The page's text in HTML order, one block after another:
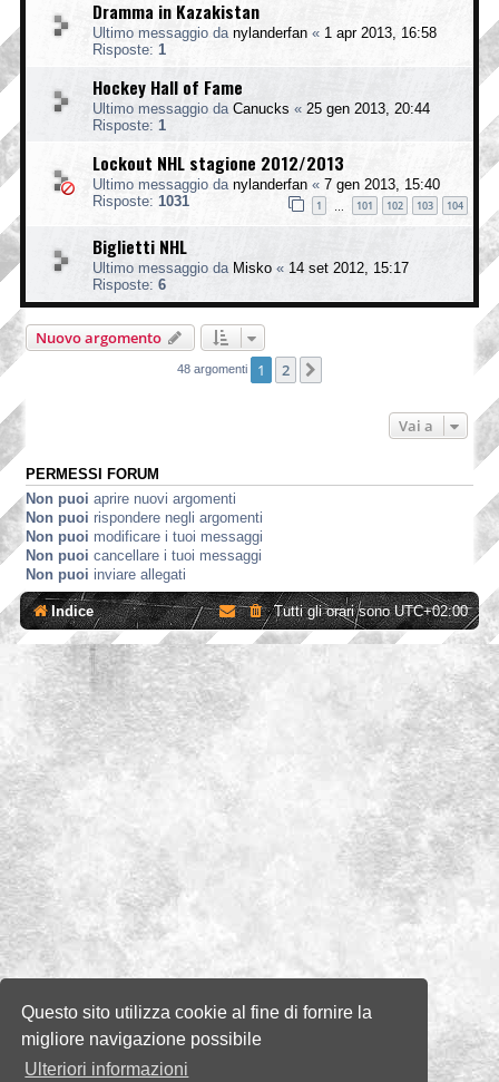
Questo sito utilizza cookie al fine di fornire la
migliore navigazione possibile
Ulteriori informazioni
Dramma in Kazakistan
Ultimo messaggio da nylanderfan « 1 apr 2013, 16:58
Risposte: 1
Hockey Hall of Fame
Ultimo messaggio da Canucks « 25 gen 2013, 20:44
Risposte: 1
Lockout NHL stagione 2012/2013
Ultimo messaggio da nylanderfan « 7 gen 2013, 15:40
Risposte: 1031 1 101 102 103 104
Biglietti NHL
Ultimo messaggio da Misko « 14 set 2012, 15:17
Risposte: 6
Nuovo argomento
48 argomenti 1 2
Vai a
PERMESSI FORUM
Non puoi aprire nuovi argomenti
Non puoi rispondere negli argomenti
Non puoi modificare i tuoi messaggi
Non puoi cancellare i tuoi messaggi
Non puoi inviare allegati
Indice Tutti gli orari sonoUTC+02:00